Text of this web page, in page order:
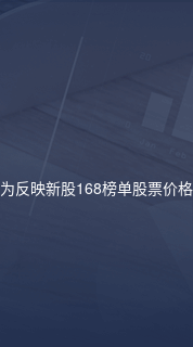
为反映新股168榜单股票价